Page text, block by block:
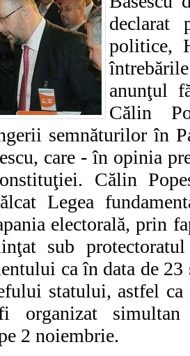
declarat
politice,
anunţul
Călin
semnăturilor în
care - în opinia
Călin
Legea
electorală, prin
sub
ca în data de
statului, astfel
organizat
2 noiembrie.